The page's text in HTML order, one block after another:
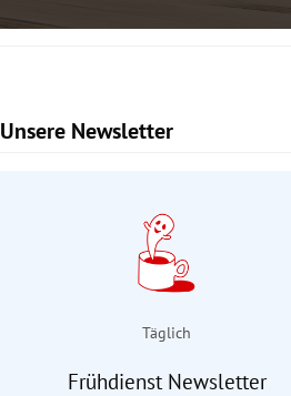
Unsere Newsletter
Slide 1 von 9
Täglich
Frühdienst Newsletter